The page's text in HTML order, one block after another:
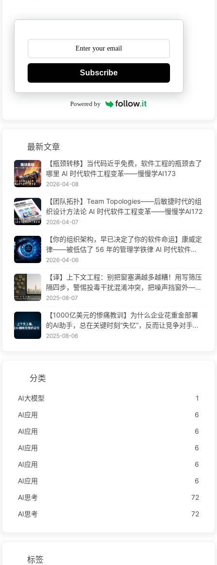
Subscribe
Powered by
最新文章
【瓶颈转移】当代码近乎免费，软件工程的瓶颈去了
哪里 AI 时代软件工程变革——慢慢学AI173
2026-04-08
【团队拓扑】Team Topologies——后敏捷时代的组
织设计方法论 AI 时代软件工程变革——慢慢学AI172
2026-04-07
【你的组织架构，早已决定了你的软件命运】康威定
律——被低估了 56 年的管理学铁律 AI 时代软件工
程变革——慢慢学AI171
2026-04-06
【译】上下文工程：别把窗塞满越多越糟！用写筛压
隔四步，警惕投毒干扰混淆冲突，把噪声挡窗外——
慢慢学AI170
2025-08-07
【1000亿美元的惨痛教训】为什么企业花重金部署
的AI助手，总在关键时刻“失忆”，反而让竞争对手实
现90%性能提升？——慢慢学AI169
2025-08-06
分类
AI大模型
1
AI应用
6
AI应用
6
AI应用
6
AI应用
6
AI应用
6
AI思考
72
AI思考
72
标签